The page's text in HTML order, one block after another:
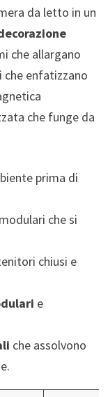
da letto in un
che allargano
che enfatizzano
che funge da
prima di
che si
chiusi e
e
che assolvono